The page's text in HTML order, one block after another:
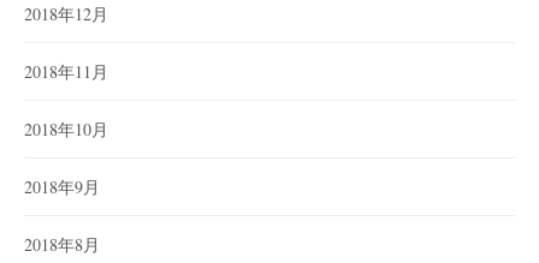
2018年12月
2018年11月
2018年10月
2018年9月
2018年8月